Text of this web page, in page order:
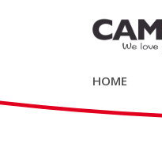
HOME